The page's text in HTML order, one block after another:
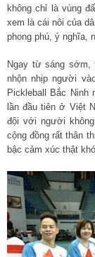
không chỉ là vùng
xem là cái nôi của
phong phú, ý nghĩa,
Ngay từ sáng sớm,
nhộn nhịp người
Pickleball Bắc Ninh
lần đầu tiên ở Việt
đội với người
cộng đồng rất thân
bậc cảm xúc thật